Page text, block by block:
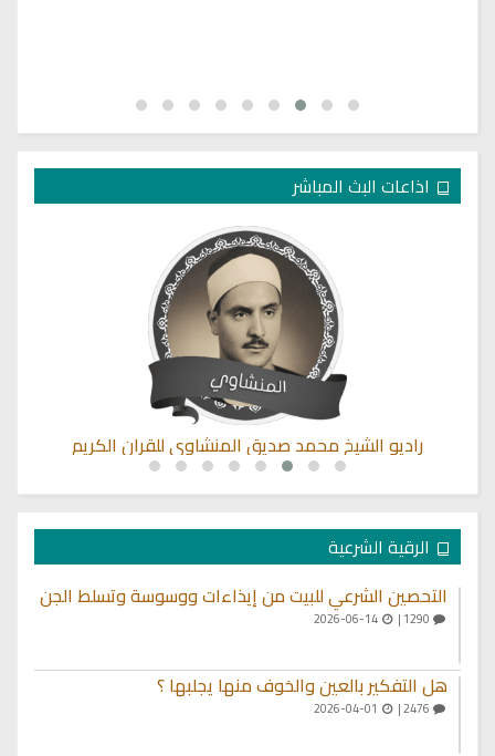
اذاعات البث المباشر
راديو الشيخ محمد صديق المنشاوي للقران الكريم
الرقية الشرعية
التحصين الشرعي للبيت من إيذاءات ووسوسة وتسلط الجن
2026-06-14
هل التفكير بالعين والخوف منها يجلبها ؟